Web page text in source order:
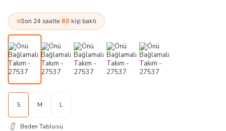
Son 24 saatte 60 kişi baktı
S M L
Beden Tablosu